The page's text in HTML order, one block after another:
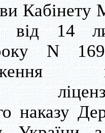
Кабінету
від 14
N
наказу